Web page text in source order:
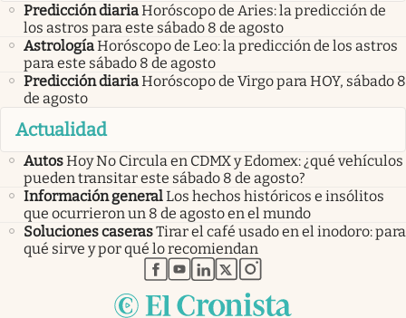
Predicción diariaHoróscopo de Aries: la predicción de
los astros para este sábado 8 de agosto
AstrologíaHoróscopo de Leo: la predicción de los astros
para este sábado 8 de agosto
Predicción diariaHoróscopo de Virgo para HOY, sábado 8
de agosto
Actualidad
AutosHoy No Circula en CDMX y Edomex: ¿qué vehículos
pueden transitar este sábado 8 de agosto?
Información generalLos hechos históricos e insólitos
que ocurrieron un 8 de agosto en el mundo
Soluciones caserasTirar el café usado en el inodoro: para
qué sirve y por qué lo recomiendan
abre en nueva pestaña
abre en nueva pestaña
abre en nueva pestaña
abre en nueva pestaña
abre en nueva pestaña